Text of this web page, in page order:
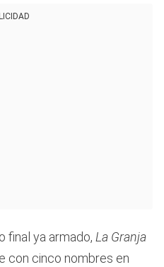
final ya armado, La Granja
con cinco nombres en